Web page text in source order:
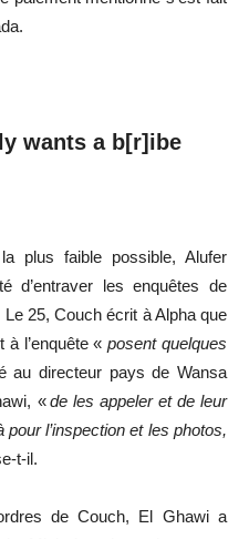
wants a b[r]ibe
plus faible possible, Alufer
d’entraver les enquêtes de
Le 25, Couch écrit à Alpha que
à l’enquête «posent quelques
au directeur pays de Wansa
«de les appeler et de leur
pour l’inspection et les photos,
t-il.
de Couch, El Ghawi a